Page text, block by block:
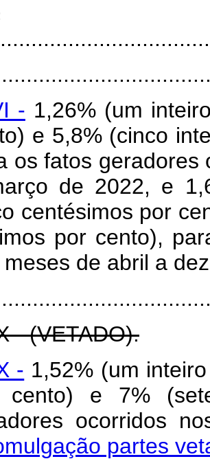
- 1,26% (um
e 5,8% (cinco
os fatos geradores
de 2022, e
centésimos por
por cento),
meses de abril a
- (VETADO).
- 1,52% (um
cento) e 7%
partes